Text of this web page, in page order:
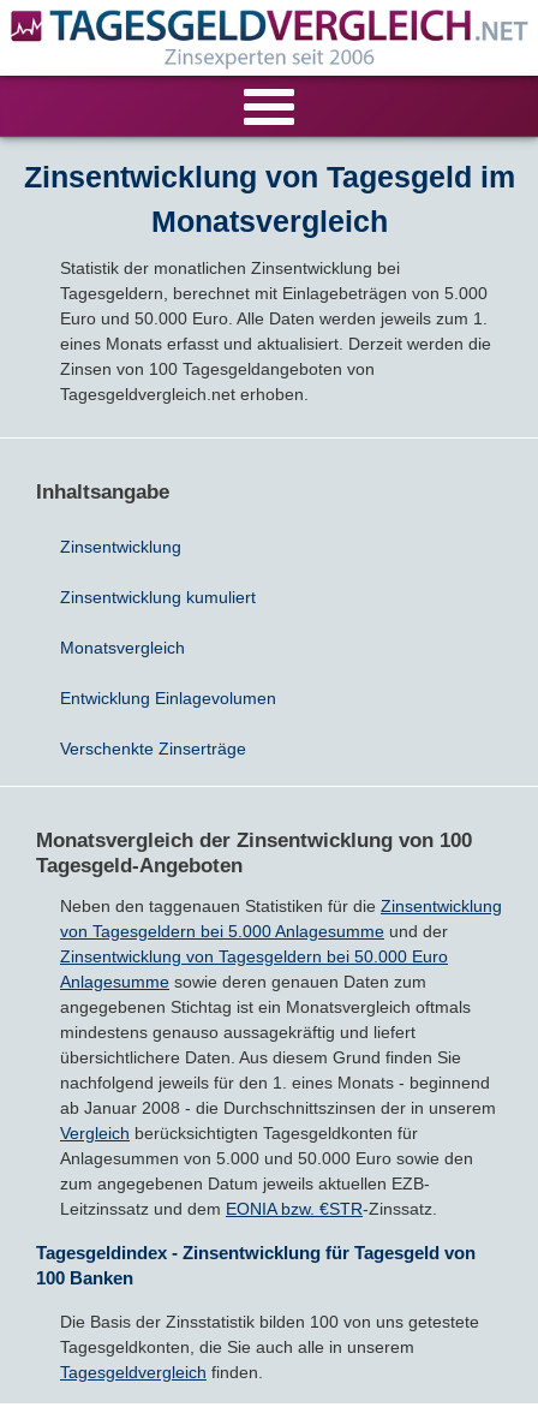
VERGLEICHE
Tagesgeld-Vergleich
Festgeld-Vergleich
Zinsvergleich
Tagesgeld mit Zinsgarantie
RECHNER
Tagesgeldrechner
Festgeldrechner
LIVE-TESTS
Tagesgeld-Test
FIRMENANGEBOTE
Sparbriefe
Robo-Advisor
Fremdwährungskonto
Crowdinvesting
P2P-Kredite
Bausparvertrag
Downloads
Veröffentlichungen
ALLGEMEINES
Newsletter
Zinsentwicklung von Tagesgeld im
Monatsvergleich
Statistik der monatlichen Zinsentwicklung bei
Tagesgeldern, berechnet mit Einlagebeträgen von 5.000
Euro und 50.000 Euro. Alle Daten werden jeweils zum 1.
eines Monats erfasst und aktualisiert. Derzeit werden die
Zinsen von 100 Tagesgeldangeboten von
Tagesgeldvergleich.net erhoben.
Inhaltsangabe
Zinsentwicklung
Zinsentwicklung kumuliert
Monatsvergleich
Entwicklung Einlagevolumen
Verschenkte Zinserträge
Monatsvergleich der Zinsentwicklung von 100
Tagesgeld-Angeboten
Neben den taggenauen Statistiken für die Zinsentwicklung
von Tagesgeldern bei 5.000 Anlagesumme und der
Zinsentwicklung von Tagesgeldern bei 50.000 Euro
Anlagesumme sowie deren genauen Daten zum
angegebenen Stichtag ist ein Monatsvergleich oftmals
mindestens genauso aussagekräftig und liefert
übersichtlichere Daten. Aus diesem Grund finden Sie
nachfolgend jeweils für den 1. eines Monats - beginnend
ab Januar 2008 - die Durchschnittszinsen der in unserem
Vergleich berücksichtigten Tagesgeldkonten für
Anlagesummen von 5.000 und 50.000 Euro sowie den
zum angegebenen Datum jeweils aktuellen EZB-
Leitzinssatz und dem EONIA bzw. €STR-Zinssatz.
Tagesgeldindex - Zinsentwicklung für Tagesgeld von
100 Banken
Die Basis der Zinsstatistik bilden 100 von uns getestete
Tagesgeldkonten, die Sie auch alle in unserem
Tagesgeldvergleich finden.